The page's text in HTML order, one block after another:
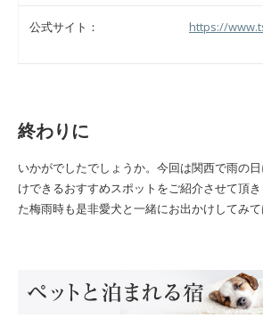
公式サイト： https://
終わりに
いかがでしたでしょうか。今回は関西で雨の
けできるおすすめスポットをご紹介させて頂
た梅雨時も是非愛犬と一緒にお出かけしてみて